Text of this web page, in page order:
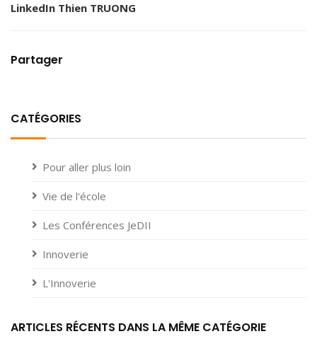
LinkedIn Thien TRUONG
Partager
CATÉGORIES
Pour aller plus loin
Vie de l'école
Les Conférences JeDII
Innoverie
L'Innoverie
ARTICLES RÉCENTS DANS LA MÊME CATÉGORIE